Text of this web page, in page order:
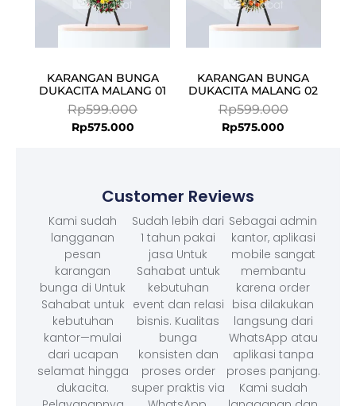
KARANGAN BUNGA
DUKACITA MALANG 01
Rp599.000
Rp575.000
KARANGAN BUNGA
DUKACITA MALANG 02
Rp599.000
Rp575.000
Customer Reviews
Kami sudah
langganan
pesan
karangan
bunga di Untuk
Sahabat untuk
kebutuhan
kantor—mulai
dari ucapan
selamat hingga
dukacita.
Sudah lebih dari
1 tahun pakai
jasa Untuk
Sahabat untuk
kebutuhan
event dan relasi
bisnis. Kualitas
bunga
konsisten dan
proses order
super praktis via
Sebagai admin
kantor, aplikasi
mobile sangat
membantu
karena order
bisa dilakukan
langsung dari
WhatsApp atau
aplikasi tanpa
proses panjang.
Kami sudah